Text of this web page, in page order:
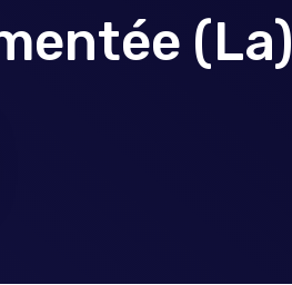
(La)